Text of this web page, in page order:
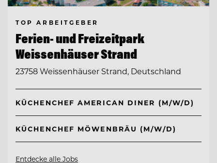
TOP ARBEITGEBER
Ferien- und Freizeitpark
Weissenhäuser Strand
23758 Weissenhäuser Strand, Deutschland
KÜCHENCHEF AMERICAN DINER (M/W/D)
KÜCHENCHEF MÖWENBRÄU (M/W/D)
Entdecke alle Jobs